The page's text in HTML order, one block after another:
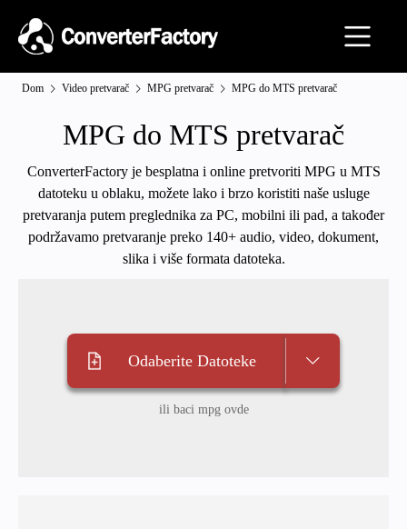
Dom Video pretvarač MPG pretvarač MPG do MTS pretvarač
MPG do MTS pretvarač
ConverterFactory je besplatna i online pretvoriti MPG u MTS
datoteku u oblaku, možete lako i brzo koristiti naše usluge
pretvaranja putem preglednika za PC, mobilni ili pad, a također
podržavamo pretvaranje preko 140+ audio, video, dokument,
slika i više formata datoteka.
Odaberite Datoteke
ili baci mpg ovde